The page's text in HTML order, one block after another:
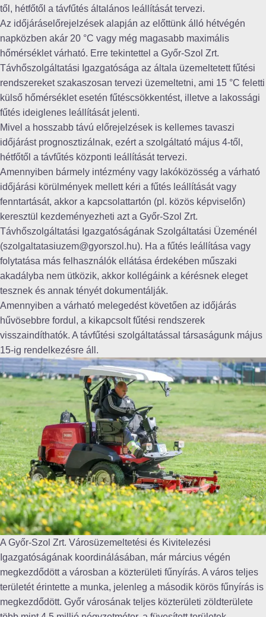
től, hétfőtől a távfűtés általános leállítását tervezi.
Az időjáráselőrejelzések alapján az előttünk álló hétvégén
napközben akár 20 °C vagy még magasabb maximális
hőmérséklet várható. Erre tekintettel a Győr-Szol Zrt.
Távhőszolgáltatási Igazgatósága az általa üzemeltetett fűtési
rendszereket szakaszosan tervezi üzemeltetni, ami 15 °C feletti
külső hőmérséklet esetén fűtéscsökkentést, illetve a lakossági
fűtés ideiglenes leállítását jelenti.
Mivel a hosszabb távú előrejelzések is kellemes tavaszi
időjárást prognosztizálnak, ezért a szolgáltató május 4-től,
hétfőtől a távfűtés központi leállítását tervezi.
Amennyiben bármely intézmény vagy lakóközösség a várható
időjárási körülmények mellett kéri a fűtés leállítását vagy
fenntartását, akkor a kapcsolattartón (pl. közös képviselőn)
keresztül kezdeményezheti azt a Győr-Szol Zrt.
Távhőszolgáltatási Igazgatóságának Szolgáltatási Üzeménél
(szolgaltatasiuzem@gyorszol.hu). Ha a fűtés leállítása vagy
folytatása más felhasználók ellátása érdekében műszaki
akadályba nem ütközik, akkor kollégáink a kérésnek eleget
tesznek és annak tényét dokumentálják.
Amennyiben a várható melegedést követően az időjárás
hűvösebbre fordul, a kikapcsolt fűtési rendszerek
visszaindíthatók. A távfűtési szolgáltatással társaságunk május
15-ig rendelkezésre áll.
A Győr-Szol Zrt. Városüzemeltetési és Kivitelezési
Igazgatóságának koordinálásában, már március végén
megkezdődött a városban a közterületi fűnyírás. A város teljes
területét érintette a munka, jelenleg a második körös fűnyírás is
megkezdődött. Győr városának teljes közterületi zöldterülete